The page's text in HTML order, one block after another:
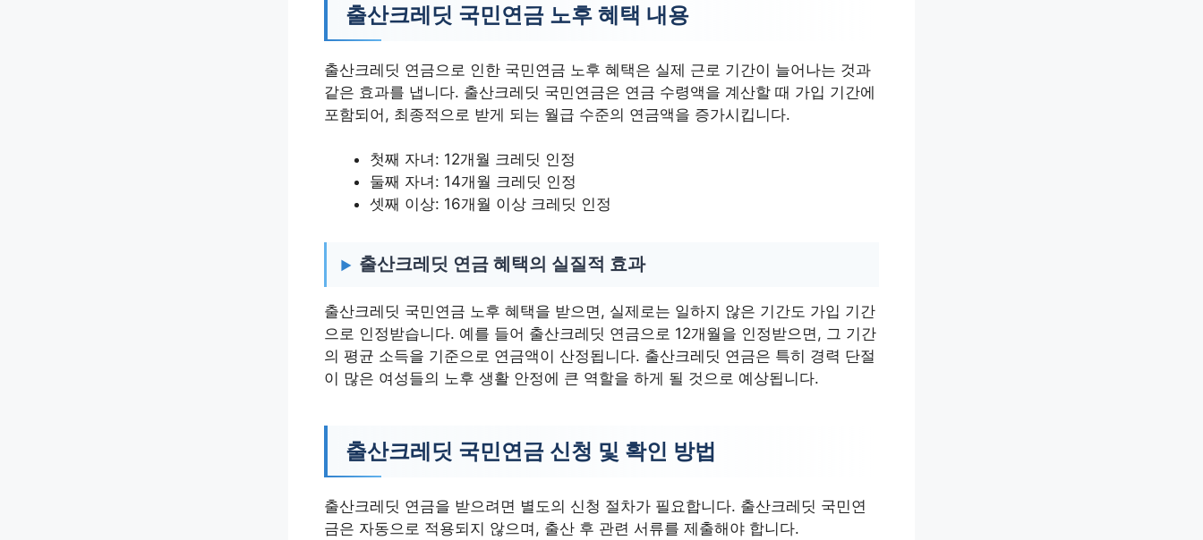
출산크레딧 국민연금 노후 혜택 내용
출산크레딧 연금으로 인한 국민연금 노후 혜택은 실제 근로 기간이 늘어나는 것과
같은 효과를 냅니다. 출산크레딧 국민연금은 연금 수령액을 계산할 때 가입 기간에
포함되어, 최종적으로 받게 되는 월급 수준의 연금액을 증가시킵니다.
첫째 자녀: 12개월 크레딧 인정
둘째 자녀: 14개월 크레딧 인정
셋째 이상: 16개월 이상 크레딧 인정
출산크레딧 연금 혜택의 실질적 효과
출산크레딧 국민연금 노후 혜택을 받으면, 실제로는 일하지 않은 기간도 가입 기간
으로 인정받습니다. 예를 들어 출산크레딧 연금으로 12개월을 인정받으면, 그 기간
의 평균 소득을 기준으로 연금액이 산정됩니다. 출산크레딧 연금은 특히 경력 단절
이 많은 여성들의 노후 생활 안정에 큰 역할을 하게 될 것으로 예상됩니다.
출산크레딧 국민연금 신청 및 확인 방법
출산크레딧 연금을 받으려면 별도의 신청 절차가 필요합니다. 출산크레딧 국민연
금은 자동으로 적용되지 않으며, 출산 후 관련 서류를 제출해야 합니다.